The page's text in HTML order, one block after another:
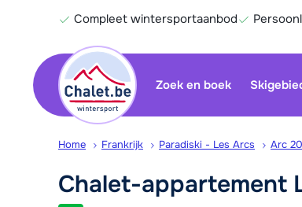
Compleet wintersportaanbod
Zoek en boek
Home Frankrijk Paradiski - Les Arcs Arc
Chalet-appartement